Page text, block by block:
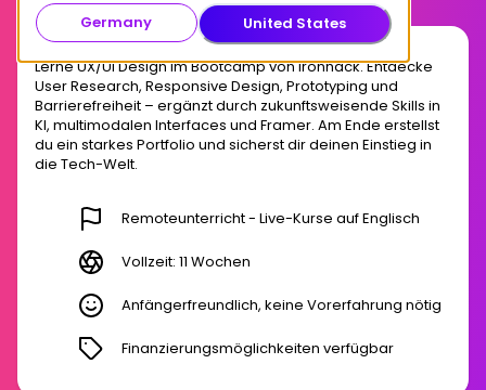
Germany United States
Lerne UX/UI Design im Bootcamp von Ironhack. Entdecke
User Research, Responsive Design, Prototyping und
Barrierefreiheit – ergänzt durch zukunftsweisende Skills in
KI, multimodalen Interfaces und Framer. Am Ende erstellst
du ein starkes Portfolio und sicherst dir deinen Einstieg in
die Tech-Welt.
Remoteunterricht - Live-Kurse auf Englisch
Vollzeit: 11 Wochen
Anfängerfreundlich, keine Vorerfahrung nötig
Finanzierungsmöglichkeiten verfügbar